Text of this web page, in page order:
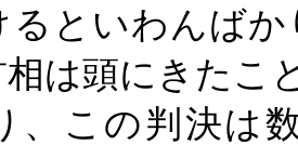
るといわんば
相は頭にきた
この判決は